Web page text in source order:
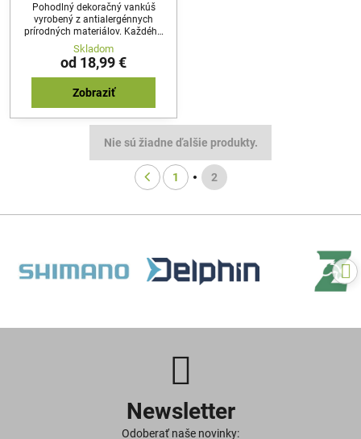
Pohodlný dekoračný vankúš
vyrobený z antialergénnych
prírodných materiálov. Každého
prekvapí reálny tvar a dizajn
vankúša. Najideálnejší darček pre
každého nadšenca rybolovu,
alebo milovníka prírody.
Skladom
od 18,99 €
Zobraziť
Nie sú žiadne ďalšie produkty.
1 2
Newsletter
Odoberať naše novinky: